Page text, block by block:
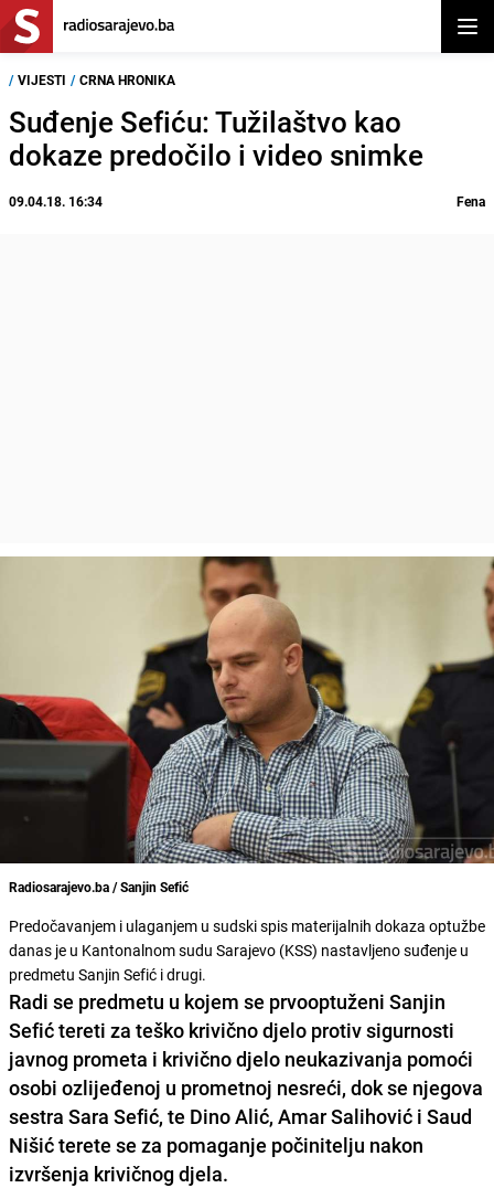
/ VIJESTI / CRNA HRONIKA
Suđenje Sefiću: Tužilaštvo kao
dokaze predočilo i video snimke
09.04.18. 16:34 Fena
Radiosarajevo.ba / Sanjin Sefić
Predočavanjem i ulaganjem u sudski spis materijalnih dokaza optužbe
danas je u Kantonalnom sudu Sarajevo (KSS) nastavljeno suđenje u
predmetu Sanjin Sefić i drugi.
Radi se predmetu u kojem se prvooptuženi Sanjin
Sefić tereti za teško krivično djelo protiv sigurnosti
javnog prometa i krivično djelo neukazivanja pomoći
osobi ozlijeđenoj u prometnoj nesreći, dok se njegova
sestra Sara Sefić, te Dino Alić, Amar Salihović i Saud
Nišić terete se za pomaganje počinitelju nakon
izvršenja krivičnog djela.